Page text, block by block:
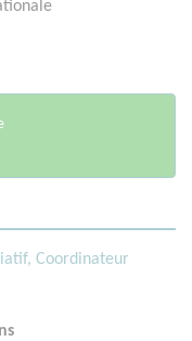
Coordinateur